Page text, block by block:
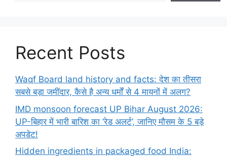
Recent Posts
Waqf Board land history and facts: देश का तीसरा
सबसे बड़ा जमींदार, कैसे है अन्य धर्मों से 4 मायनों में अलग?
IMD monsoon forecast UP Bihar August 2026:
UP-बिहार में भारी बारिश का ‘रेड अलर्ट’, जानिए मौसम के 5 बड़े
अपडेट!
Hidden ingredients in packaged food India: